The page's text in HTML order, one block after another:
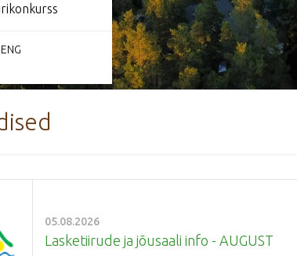
ENG
05.08.2026
Lasketiirude ja jõusaali info - AUGUST